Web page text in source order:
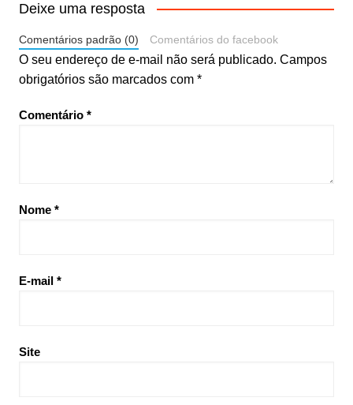
Deixe uma resposta
Comentários padrão (0) Comentários do facebook
O seu endereço de e-mail não será publicado. Campos
obrigatórios são marcados com *
Comentário *
Nome *
E-mail *
Site